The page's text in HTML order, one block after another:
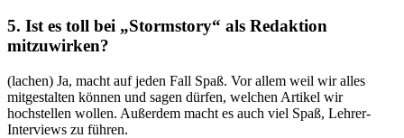
5. Ist es toll bei „Stormstory“ als Redaktion
mitzuwirken?
(lachen) Ja, macht auf jeden Fall Spaß. Vor allem weil wir alles
mitgestalten können und sagen dürfen, welchen Artikel wir
hochstellen wollen. Außerdem macht es auch viel Spaß, Lehrer-
Interviews zu führen.